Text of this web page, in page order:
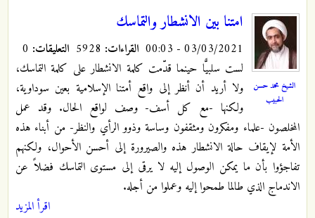
الشيخ محمد حسن
الحبيب
امتنا بين الانشطار والتماسك
03/03/2021 - 00:03 القراءات: التعليقات:
لست سلبيًّا حينما قدّمت كلمة الانشطار على كلمة التماسك،
ولا أريد أن أنظر إلى واقع أمتنا الإسلامية بعين سوداوية،
ولكنها -مع كل أسف- وصف لواقع الحال. وقد عمل
المخلصون -علماء ومفكرون ومثقفون وساسة وذوو الرأي والنظر- من أبناء هذه
الأمة لإيقاف حالة الانشطار هذه والصيرورة إلى أحسن الأحوال، ولكنهم
تفاجؤوا بأن ما يمكن الوصول إليه لا يرقى إلى مستوى التماسك فضلاً عن
الاندماج الذي طالما طمحوا إليه وعملوا من أجله.
اقرأ المزيد